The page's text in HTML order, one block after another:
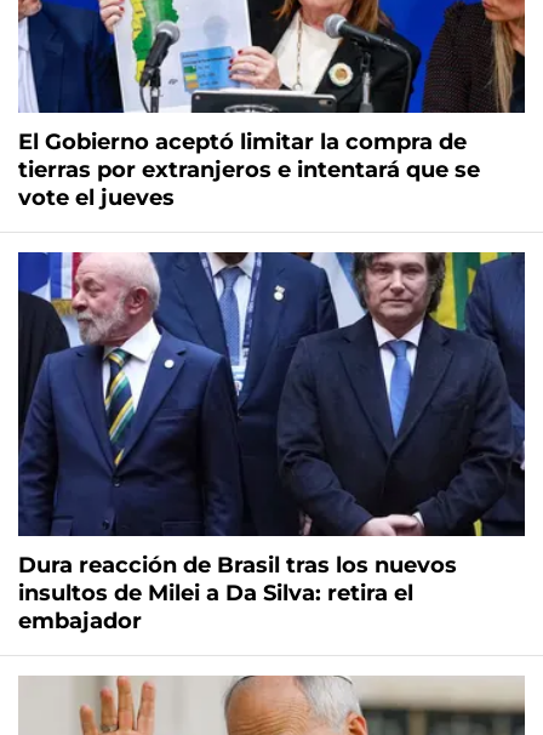
El Gobierno aceptó limitar la compra de
tierras por extranjeros e intentará que se
vote el jueves
Dura reacción de Brasil tras los nuevos
insultos de Milei a Da Silva: retira el
embajador